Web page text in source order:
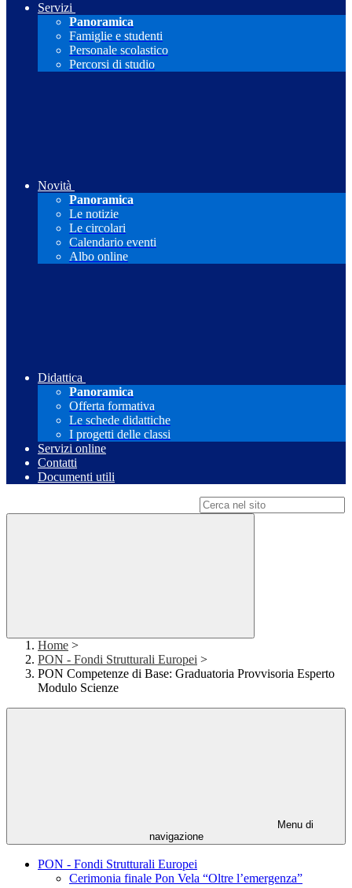
Servizi
Panoramica
Famiglie e studenti
Personale scolastico
Percorsi di studio
Novità
Panoramica
Le notizie
Le circolari
Calendario eventi
Albo online
Didattica
Panoramica
Offerta formativa
Le schede didattiche
I progetti delle classi
Servizi online
Contatti
Documenti utili
Home >
PON - Fondi Strutturali Europei >
PON Competenze di Base: Graduatoria Provvisoria Esperto
Modulo Scienze
Menu di
navigazione
PON - Fondi Strutturali Europei
Cerimonia finale Pon Vela “Oltre l’emergenza”